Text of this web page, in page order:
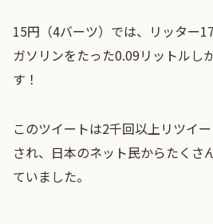
15円（4バーツ）では、リッター
ガソリンをたった0.09リットルし
す！
このツイートは2千回以上リツイ
され、日本のネット民からたくさ
ていました。